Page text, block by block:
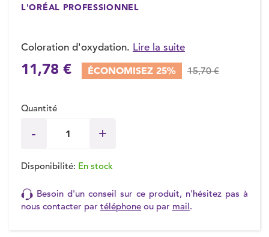
L'ORÉAL PROFESSIONNEL
Coloration d'oxydation. Lire la suite
11,78 € ÉCONOMISEZ 25% 15,70 €
Quantité
Disponibilité: En stock
Besoin d'un conseil sur ce produit, n'hésitez pas à
nous contacter par téléphone ou par mail.